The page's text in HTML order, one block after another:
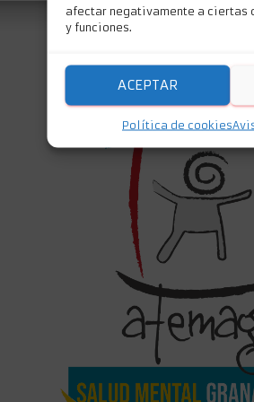
afectar negativamente a ciertas
y funciones.
ACEPTAR
Política de cookies